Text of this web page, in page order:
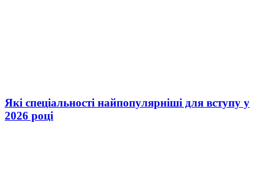
Які спеціальності найпопулярніші для вступу у
2026 році